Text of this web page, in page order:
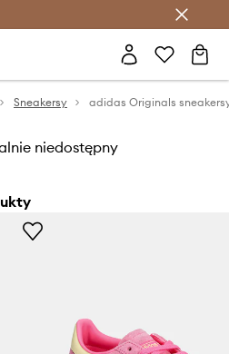
z Answear Club >
Sneakersy
niedostępny